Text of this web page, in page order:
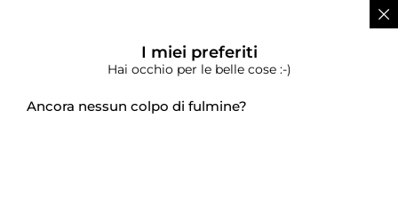
I miei preferiti
Hai occhio per le belle cose :-)
Ancora nessun colpo di fulmine?